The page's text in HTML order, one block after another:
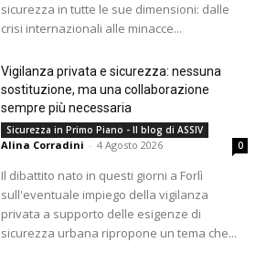
sicurezza in tutte le sue dimensioni: dalle
crisi internazionali alle minacce...
Vigilanza privata e sicurezza: nessuna
sostituzione, ma una collaborazione
sempre più necessaria
Sicurezza in Primo Piano - Il blog di ASSIV
Alina Corradini - 4 Agosto 2026 0
Il dibattito nato in questi giorni a Forlì
sull'eventuale impiego della vigilanza
privata a supporto delle esigenze di
sicurezza urbana ripropone un tema che...